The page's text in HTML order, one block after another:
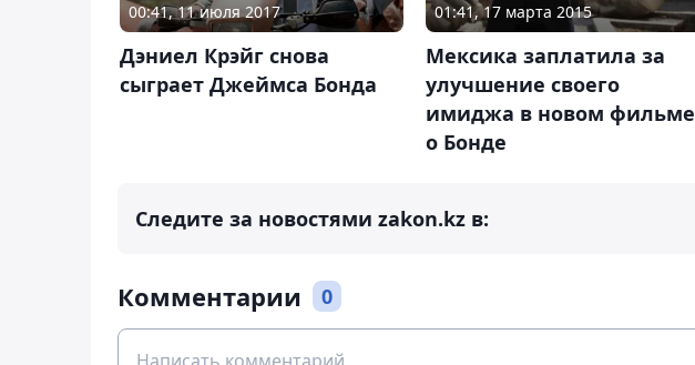
00:41, 11 июля 2017
Дэниел Крэйг снова
сыграет Джеймса Бонда
01:41, 17 марта 2015
Мексика заплатила за
улучшение своего
имиджа в новом фильме
о Бонде
Следите за новостями zakon.kz в:
Комментарии 0